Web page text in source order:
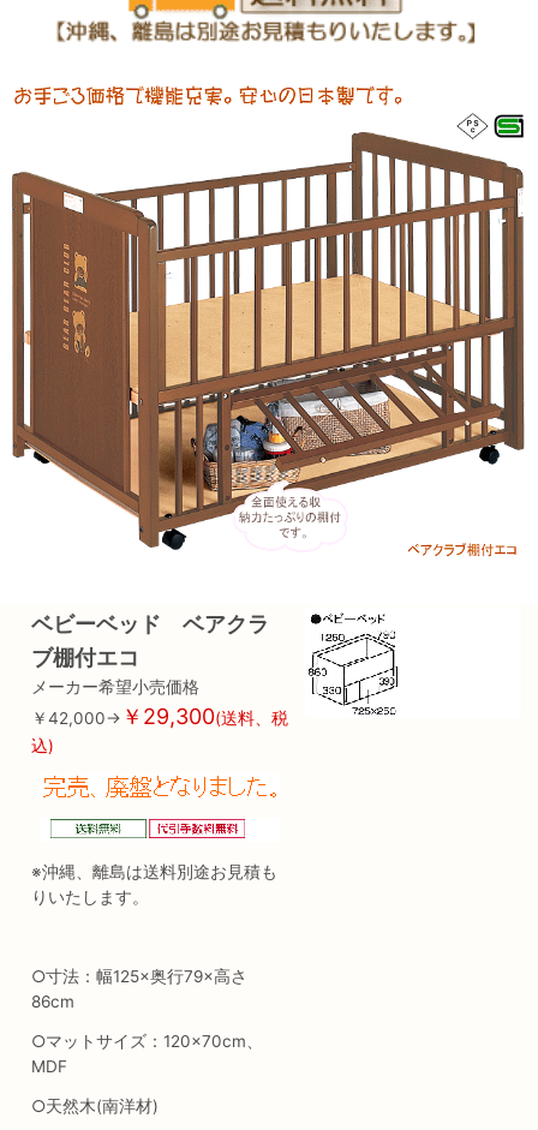
ベビーベッド ベアクラ
ブ棚付エコ
メーカー希望小売価格
￥42,000→ ￥29,300(送料、税
込)
※沖縄、離島は送料別途お見積も
りいたします。
○寸法：幅125×奥行79×高さ
86cm
○マットサイズ：120×70cm、
MDF
○天然木(南洋材)